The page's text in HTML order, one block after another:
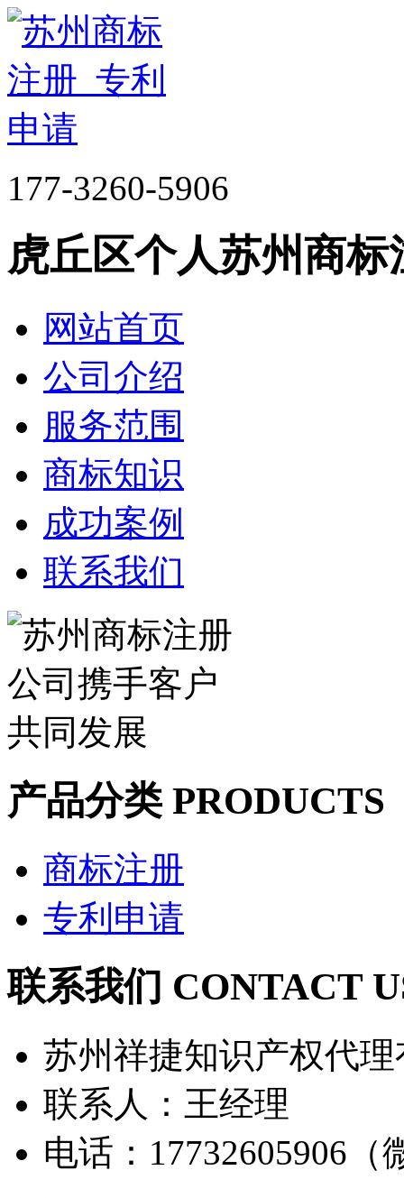
177-3260-5906
虎丘区个人苏州商
网站首页
公司介绍
服务范围
商标知识
成功案例
联系我们
产品分类 PRODUCTS
商标注册
专利申请
联系我们 CONTACT
苏州祥捷知识产权代
联系人：王经理
电话：17732605906（